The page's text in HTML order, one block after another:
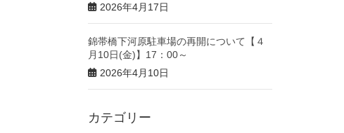
2026年4月17日
錦帯橋下河原駐車場の再開について【４
月10日(金)】17：00～
2026年4月10日
カテゴリー